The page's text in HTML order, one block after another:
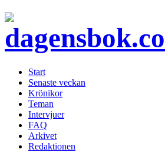
Start
Senaste veckan
Krönikor
Teman
Intervjuer
FAQ
Arkivet
Redaktionen